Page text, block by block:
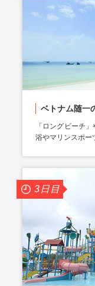
ベトナム随一
「ロングビーチ
浴やマリンスポー
3日目